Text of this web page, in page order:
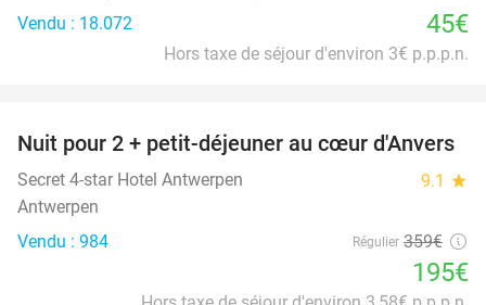
Vendu : 18.072
45€
Hors taxe de séjour d'environ 3€ p.p.p.n.
46%
Nuit pour 2 + petit-déjeuner au cœur d'Anvers
Secret 4-star Hotel Antwerpen 9.1 star
Antwerpen
Vendu : 984
Régulier 359€
195€